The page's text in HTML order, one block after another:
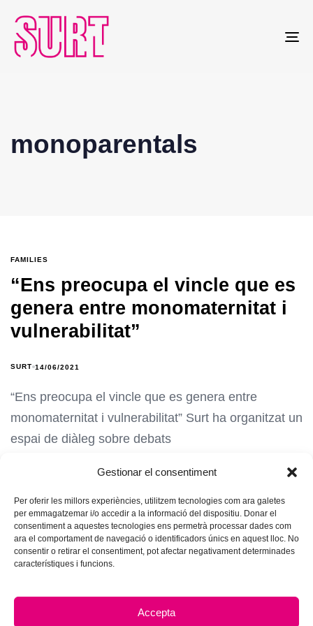
Gestionar el consentiment
Per oferir les millors experiències, utilitzem tecnologies com ara galetes
per emmagatzemar i/o accedir a la informació del dispositiu. Donar el
consentiment a aquestes tecnologies ens permetrà processar dades com
ara el comportament de navegació o identificadors únics en aquest lloc. No
consentir o retirar el consentiment, pot afectar negativament determinades
característiques i funcions.
Accepta
monoparentals
FAMILIES
“Ens preocupa el vincle que es
genera entre monomaternitat i
vulnerabilitat”
SURT 14/06/2021
“Ens preocupa el vincle que es genera entre
monomaternitat i vulnerabilitat” Surt ha organitzat un
espai de diàleg sobre debats